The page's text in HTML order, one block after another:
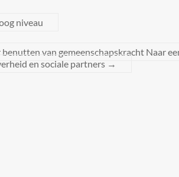
niveau
van gemeenschapskracht Naar
en sociale partners →